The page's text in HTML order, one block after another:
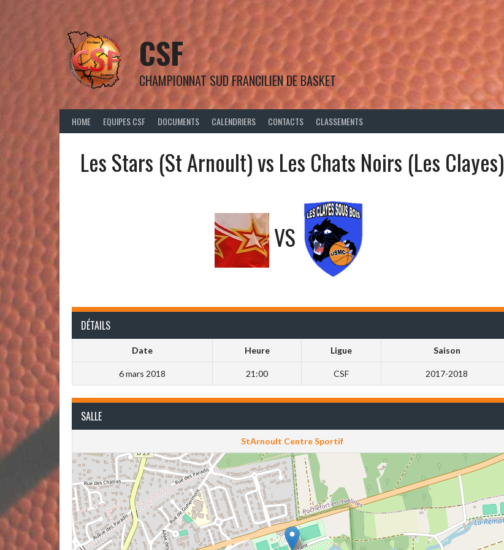
CSF
CHAMPIONNAT SUD FRANCILIEN DE BASKET
HOME EQUIPES CSF DOCUMENTS CALENDRIERS CONTACTS CLASSEMENTS
Les Stars (St Arnoult) vs Les Chats Noirs (Les Clayes)
VS
DÉTAILS
Date Heure Ligue Saison
6 mars 2018 21:00 CSF 2017-2018
SALLE
StArnoult Centre Sportif